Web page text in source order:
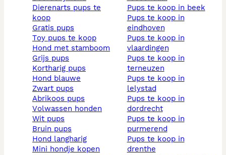
dierenarts pups te
koop
gratis pups
toy pups te koop
hond met stamboom
grijs pups
kortharig pups
hond blauwe
zwart pups
abrikoos pups
volwassen honden
wit pups
bruin pups
hond langharig
mini hondje kopen
pups te koop in beek
pups te koop in
eindhoven
pups te koop in
vlaardingen
pups te koop in
terneuzen
pups te koop in
lelystad
pups te koop in
dordrecht
pups te koop in
purmerend
pups te koop in
drenthe